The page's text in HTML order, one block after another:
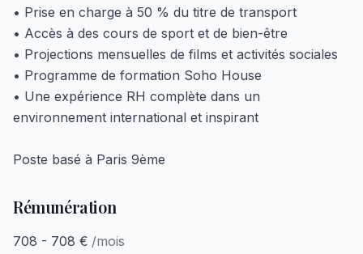
• Prise en charge à 50 % du titre de transport
• Accès à des cours de sport et de bien-être
• Projections mensuelles de films et activités sociales
• Programme de formation Soho House
• Une expérience RH complète dans un
environnement international et inspirant
Poste basé à Paris 9ème
Rémunération
708 - 708 € /mois